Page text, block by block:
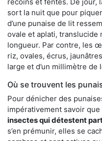
sort la nuit que pour
d’une punaise de lit
ovale et aplati, translucide
longueur. Par contre, les
riz, ovales, écrus,
large et d’un millimètre de
Où se trouvent les
Pour dénicher des
impérativement savoir
insectes qui détestent
s’en prémunir, elles se